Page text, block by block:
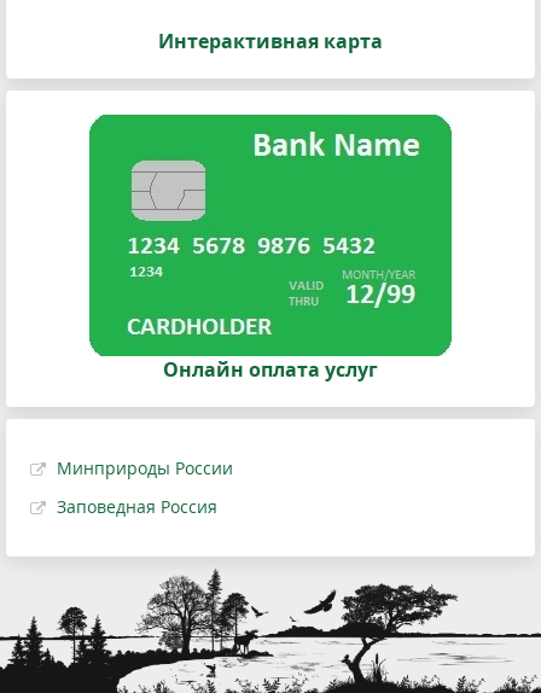
Интерактивная карта
Онлайн оплата услуг
Минприроды России
Заповедная Россия